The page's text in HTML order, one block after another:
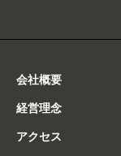
会社概要
経営理念
アクセス